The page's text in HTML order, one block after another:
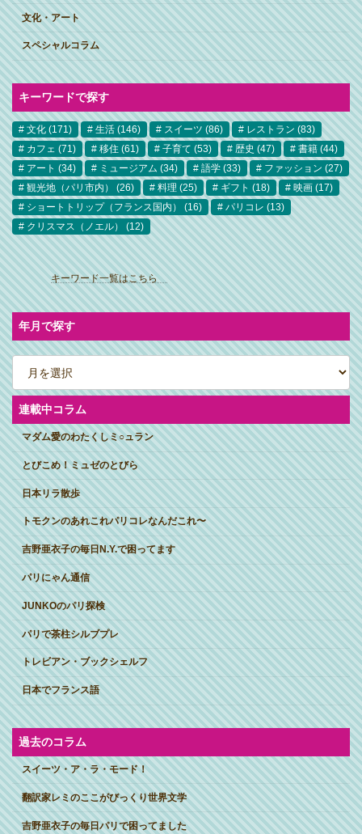
文化・アート
スペシャルコラム
キーワードで探す
文化 (171) 生活 (146) スイーツ (86) レストラン (83)
カフェ (71) 移住 (61) 子育て (53) 歴史 (47) 書籍 (44)
アート (34) ミュージアム (34) 語学 (33) ファッション (27)
観光地（パリ市内）
(26) 料理 (25) ギフト (18) 映画 (17)
ショートトリップ（フランス国内）
(16) パリコレ (13)
クリスマス（ノエル）
(12)
ア
イ
コ
ン
リ
ン
ク
キーワード一覧はこちら
年月で探す
ア
ー
カ
イ
ブ連載中コラム
マダム愛のわたくしミ○ュラン
とびこめ！ミュゼのとびら
日本リラ散歩
トモクンのあれこれパリコレなんだこれ〜
吉野亜衣子の毎日N.Y.で困ってます
パリにゃん通信
JUNKOのパリ探検
パリで茶柱シルブプレ
トレビアン・ブックシェルフ
日本でフランス語
過去のコラム
スイーツ・ア・ラ・モード！
翻訳家レミのここがびっくり世界文学
吉野亜衣子の毎日パリで困ってました